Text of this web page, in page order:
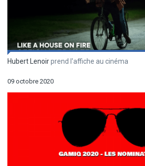
Hubert Lenoirprend l'affiche au cinéma
09 octobre 2020